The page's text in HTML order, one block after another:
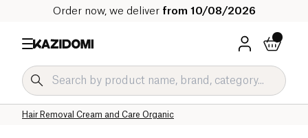
Order now, we deliver from 10/08/2026
Hair Removal Cream and Care Organic
Hair Removal and Shaving
Hygiene & Beauty
Home